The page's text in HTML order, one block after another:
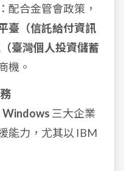
：配合金管會政策，
臺（信託給付資訊
臺灣個人投資儲蓄
機。
Windows 三大企業
能力，尤其以 IBM